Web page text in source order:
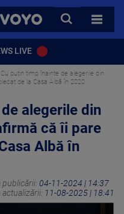
VOYO
CAUTA
TOATE
LIVE
Cu puțin timp înainte de alegerile din
de la Casa Albă în 2020
alegerile din
că îi pare
Albă în
publicării: 04-11-2024 | 14:37
actualizării: 11-08-2025 | 18:41